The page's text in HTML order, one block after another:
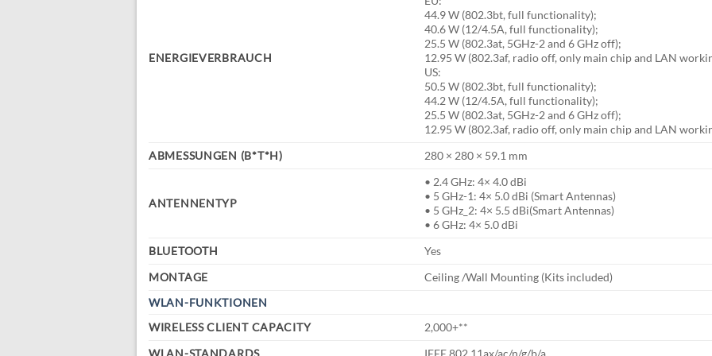
ENERGIEVERBRAUCH
44.9 W (802.3bt, full functionality);
40.6 W (12/4.5A, full functionality);
25.5 W (802.3at, 5GHz-2 and 6 GHz off);
12.95 W (802.3af, radio off, only main chip and LAN
US:
50.5 W (802.3bt, full functionality);
44.2 W (12/4.5A, full functionality);
25.5 W (802.3at, 5GHz-2 and 6 GHz off);
12.95 W (802.3af, radio off, only main chip and LAN
ABMESSUNGEN (B*T*H)
280 × 280 × 59.1 mm
ANTENNENTYP
• 2.4 GHz: 4× 4.0 dBi
• 5 GHz-1: 4× 5.0 dBi (Smart Antennas)
• 5 GHz_2: 4× 5.5 dBi(Smart Antennas)
• 6 GHz: 4× 5.0 dBi
BLUETOOTH
Yes
MONTAGE
Ceiling /Wall Mounting (Kits included)
WLAN-FUNKTIONEN
WIRELESS CLIENT CAPACITY
2,000+**
WLAN-STANDARDS
IEEE 802.11ax/ac/n/g/b/a